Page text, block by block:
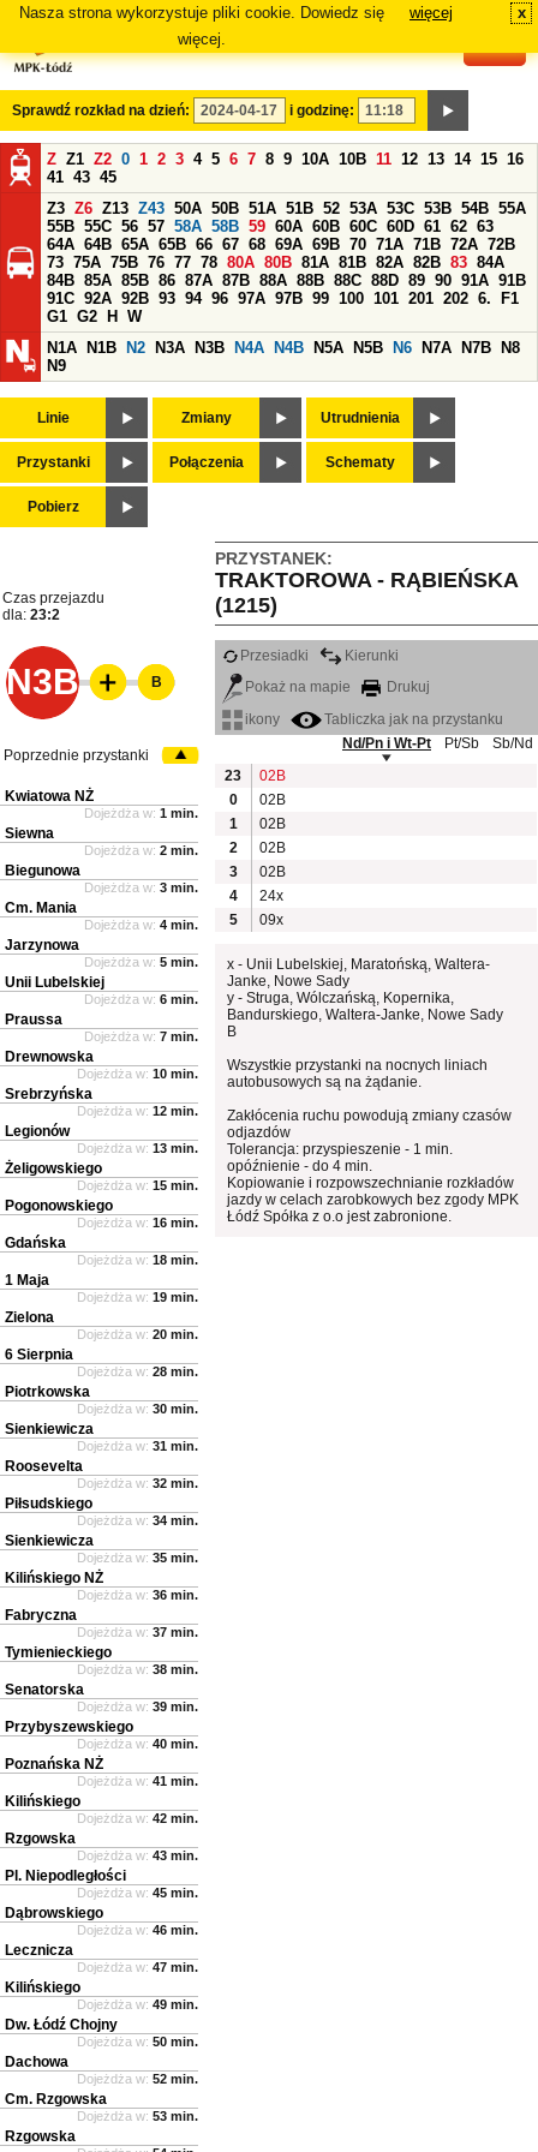
Nasza strona wykorzystuje pliki cookie. Dowiedz się
więcej.
więcej x
Sprawdź rozkład na dzień: i godzinę:
Z Z1 Z2 0 1 2 3 4 5 6 7 8 9 10A 10B 11 12 13 14 15 16
41 43 45
Z3 Z6 Z13 Z43 50A 50B 51A 51B 52 53A 53C 53B 54B 55A
55B 55C 56 57 58A 58B 59 60A 60B 60C 60D 61 62 63
64A 64B 65A 65B 66 67 68 69A 69B 70 71A 71B 72A 72B
73 75A 75B 76 77 78 80A 80B 81A 81B 82A 82B 83 84A
84B 85A 85B 86 87A 87B 88A 88B 88C 88D 89 90 91A 91B
91C 92A 92B 93 94 96 97A 97B 99 100 101 201 202 6.
F1
G1 G2 H
W
N1A
N1B N2 N3A N3B N4A N4B N5A N5B N6 N7A N7B
N8
N9
Linie Zmiany Utrudnienia
Przystanki Połączenia Schematy
Pobierz
PRZYSTANEK:
TRAKTOROWA - RĄBIEŃSKA
(1215)
Czas przejazdu
dla: 23:2
N3B
Przesiadki
Kierunki
Pokaż na mapie
Drukuj
ikony
Tabliczka jak na przystanku
Nd/Pn i Wt-Pt
Pt/Sb
Sb/Nd
23
02B
0
02B
1
02B
2
02B
3
02B
4
24x
5
09x
x - Unii Lubelskiej, Maratońską, Waltera-
Janke, Nowe Sady
y - Struga, Wólczańską, Kopernika,
Bandurskiego, Waltera-Janke, Nowe Sady
B
Wszystkie przystanki na nocnych liniach
autobusowych są na żądanie.
Zakłócenia ruchu powodują zmiany czasów
odjazdów
Tolerancja: przyspieszenie - 1 min.
opóźnienie - do 4 min.
Kopiowanie i rozpowszechnianie rozkładów
jazdy w celach zarobkowych bez zgody MPK
Łódź Spółka z o.o jest zabronione.
B
Poprzednie przystanki
Kwiatowa NŻ
Dojeżdża w: 1 min.
Siewna
Dojeżdża w: 2 min.
Biegunowa
Dojeżdża w: 3 min.
Cm. Mania
Dojeżdża w: 4 min.
Jarzynowa
Dojeżdża w: 5 min.
Unii Lubelskiej
Dojeżdża w: 6 min.
Praussa
Dojeżdża w: 7 min.
Drewnowska
Dojeżdża w: 10 min.
Srebrzyńska
Dojeżdża w: 12 min.
Legionów
Dojeżdża w: 13 min.
Żeligowskiego
Dojeżdża w: 15 min.
Pogonowskiego
Dojeżdża w: 16 min.
Gdańska
Dojeżdża w: 18 min.
1 Maja
Dojeżdża w: 19 min.
Zielona
Dojeżdża w: 20 min.
6 Sierpnia
Dojeżdża w: 28 min.
Piotrkowska
Dojeżdża w: 30 min.
Sienkiewicza
Dojeżdża w: 31 min.
Roosevelta
Dojeżdża w: 32 min.
Piłsudskiego
Dojeżdża w: 34 min.
Sienkiewicza
Dojeżdża w: 35 min.
Kilińskiego NŻ
Dojeżdża w: 36 min.
Fabryczna
Dojeżdża w: 37 min.
Tymienieckiego
Dojeżdża w: 38 min.
Senatorska
Dojeżdża w: 39 min.
Przybyszewskiego
Dojeżdża w: 40 min.
Poznańska NŻ
Dojeżdża w: 41 min.
Kilińskiego
Dojeżdża w: 42 min.
Rzgowska
Dojeżdża w: 43 min.
Pl. Niepodległości
Dojeżdża w: 45 min.
Dąbrowskiego
Dojeżdża w: 46 min.
Lecznicza
Dojeżdża w: 47 min.
Kilińskiego
Dojeżdża w: 49 min.
Dw. Łódź Chojny
Dojeżdża w: 50 min.
Dachowa
Dojeżdża w: 52 min.
Cm. Rzgowska
Dojeżdża w: 53 min.
Rzgowska